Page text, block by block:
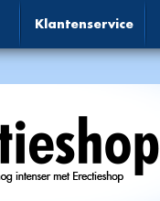
Klantenservice